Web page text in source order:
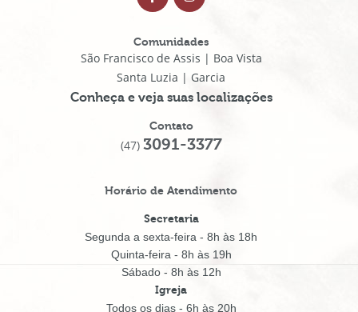
Comunidades
São Francisco de Assis | Boa Vista
Santa Luzia | Garcia
Conheça e veja suas localizações
Contato
(47) 3091-3377
Horário de Atendimento
Secretaria
Segunda a sexta-feira - 8h às 18h
Quinta-feira - 8h às 19h
Sábado - 8h às 12h
Igreja
Todos os dias - 6h às 20h